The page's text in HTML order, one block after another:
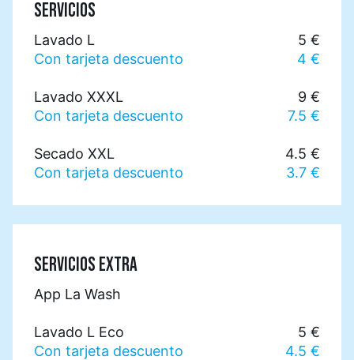
SERVICIOS
Lavado L
5 €
Con tarjeta descuento
4 €
Lavado XXXL
9 €
Con tarjeta descuento
7.5 €
Secado XXL
4.5 €
Con tarjeta descuento
3.7 €
SERVICIOS EXTRA
App La Wash
Lavado L Eco
5 €
Con tarjeta descuento
4.5 €